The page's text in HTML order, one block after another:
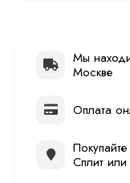
Мы
Москве
Оплата
Сплит